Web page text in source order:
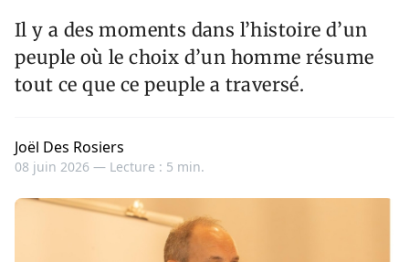
Il y a des moments dans l’histoire d’un
peuple où le choix d’un homme résume
tout ce que ce peuple a traversé.
Joël Des Rosiers
08 juin 2026 — Lecture : 5 min.